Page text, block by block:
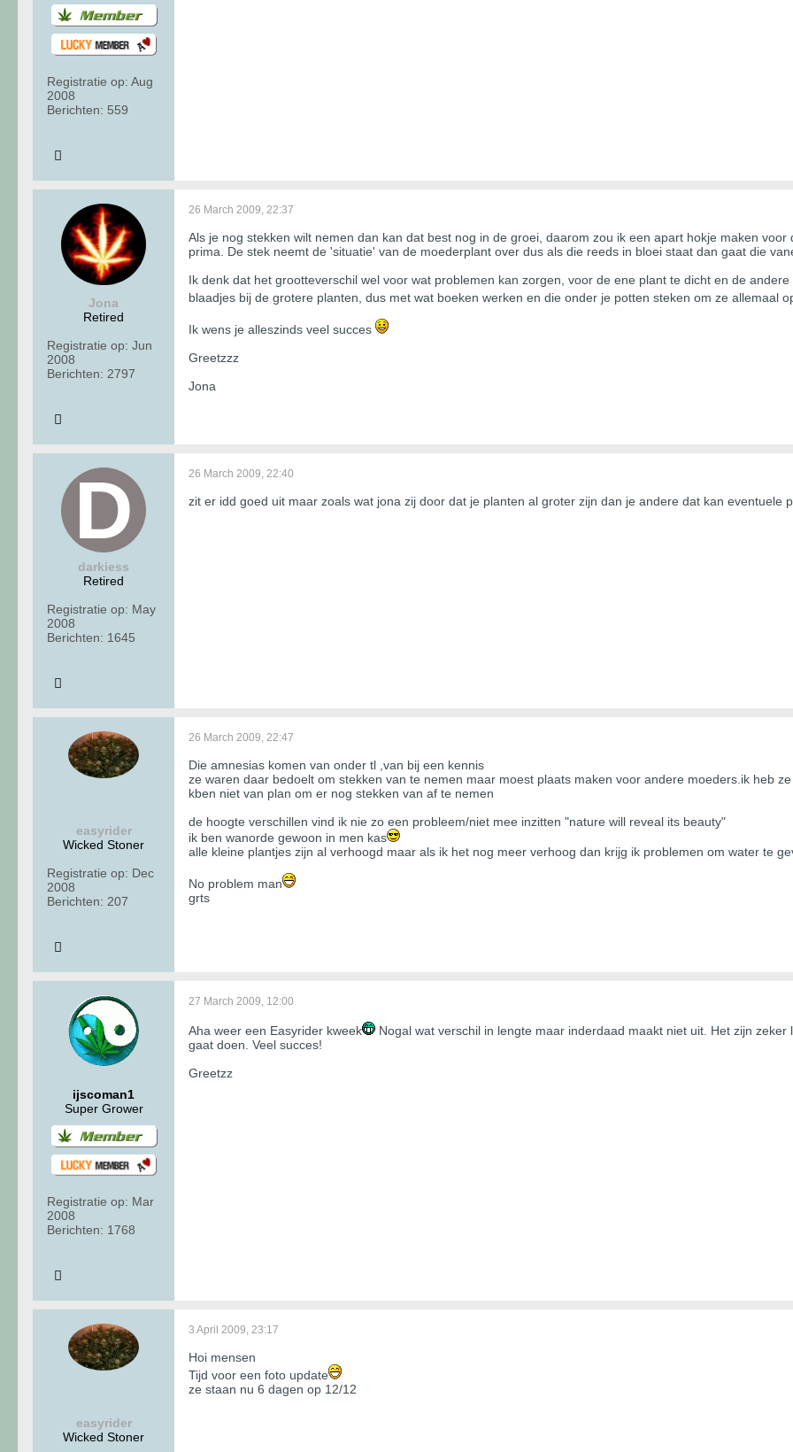
Registratie op: Aug
2008
Berichten: 559
Jona
Retired
Registratie op: Jun
2008
Berichten: 2797
26 March 2009, 22:37
Als je nog stekken wilt nemen dan kan dat best nog in de groei, daarom zou ik een apart hokje maken
prima. De stek neemt de 'situatie' van de moederplant over dus als die reeds in bloei staat dan gaat die
Ik denk dat het grootteverschil wel voor wat problemen kan zorgen, voor de ene plant te dicht en de
blaadjes bij de grotere planten, dus met wat boeken werken en die onder je potten steken om ze allemaal
Ik wens je alleszinds veel succes
Greetzzz
Jona
darkiess
Retired
Registratie op: May
2008
Berichten: 1645
26 March 2009, 22:40
zit er idd goed uit maar zoals wat jona zij door dat je planten al groter zijn dan je andere dat kan eventuele
easyrider
Wicked Stoner
Registratie op: Dec
2008
Berichten: 207
26 March 2009, 22:47
Die amnesias komen van onder tl ,van bij een kennis
ze waren daar bedoelt om stekken van te nemen maar moest plaats maken voor andere moeders.ik heb
kben niet van plan om er nog stekken van af te nemen
de hoogte verschillen vind ik nie zo een probleem/niet mee inzitten "nature will reveal its beauty"
ik ben wanorde gewoon in men kas
alle kleine plantjes zijn al verhoogd maar als ik het nog meer verhoog dan krijg ik problemen om water te
No problem man
grts
ijscoman1
Super Grower
Registratie op: Mar
2008
Berichten: 1768
27 March 2009, 12:00
Aha weer een Easyrider kweek
Nogal wat verschil in lengte maar inderdaad maakt niet uit. Het zijn
gaat doen. Veel succes!
Greetzz
easyrider
Wicked Stoner
3 April 2009, 23:17
Hoi mensen
Tijd voor een foto update
ze staan nu 6 dagen op 12/12